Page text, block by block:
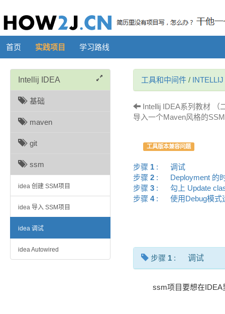
首页 实践项目 学习路线
Intellij IDEA
基础
maven
git
ssm
idea 创建 SSM项目
idea 导入 SSM项目
idea 调试
idea Autowired
工具和中间件 /
Intellij IDEA系列教材 （
导入一个Maven风格的
工具版本兼容问题
步骤 1 :
调试
步骤 2 :
Deployment 的
步骤 3 :
勾上 Update
步骤 4: 使用Debug模
步骤 1 : 调试
ssm项目要想在IDEA